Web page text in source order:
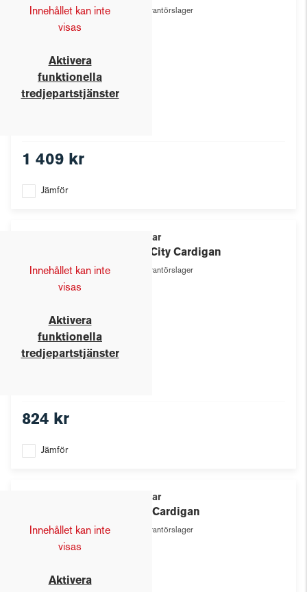
Innehållet kan inte
visas
Aktivera
funktionella
tredjepartstjänster
Leverantörslager
1 409 kr
Jämför
Innehållet kan inte
visas
Aktivera
funktionella
tredjepartstjänster
Texstar
W's City Cardigan
Leverantörslager
824 kr
Jämför
Innehållet kan inte
visas
Aktivera
Texstar
City Cardigan
Leverantörslager